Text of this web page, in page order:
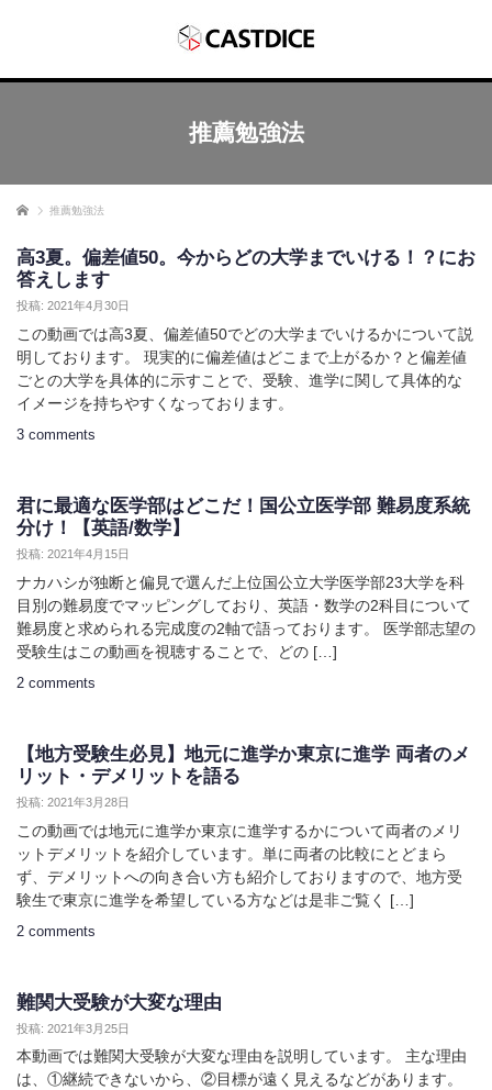
推薦勉強法
ホーム 推薦勉強法
高3夏。偏差値50。今からどの大学までいける！？にお
答えします
投稿: 2021年4月30日
この動画では高3夏、偏差値50でどの大学までいけるかについて説
明しております。 現実的に偏差値はどこまで上がるか？と偏差値
ごとの大学を具体的に示すことで、受験、進学に関して具体的な
イメージを持ちやすくなっております。
3 comments
君に最適な医学部はどこだ！国公立医学部 難易度系統
分け！【英語/数学】
投稿: 2021年4月15日
ナカハシが独断と偏見で選んだ上位国公立大学医学部23大学を科
目別の難易度でマッピングしており、英語・数学の2科目について
難易度と求められる完成度の2軸で語っております。 医学部志望の
受験生はこの動画を視聴することで、どの […]
2 comments
【地方受験生必見】地元に進学か東京に進学 両者のメ
リット・デメリットを語る
投稿: 2021年3月28日
この動画では地元に進学か東京に進学するかについて両者のメリ
ットデメリットを紹介しています。単に両者の比較にとどまら
ず、デメリットへの向き合い方も紹介しておりますので、地方受
験生で東京に進学を希望している方などは是非ご覧く […]
2 comments
難関大受験が大変な理由
投稿: 2021年3月25日
本動画では難関大受験が大変な理由を説明しています。 主な理由
は、①継続できないから、②目標が遠く見えるなどがあります。